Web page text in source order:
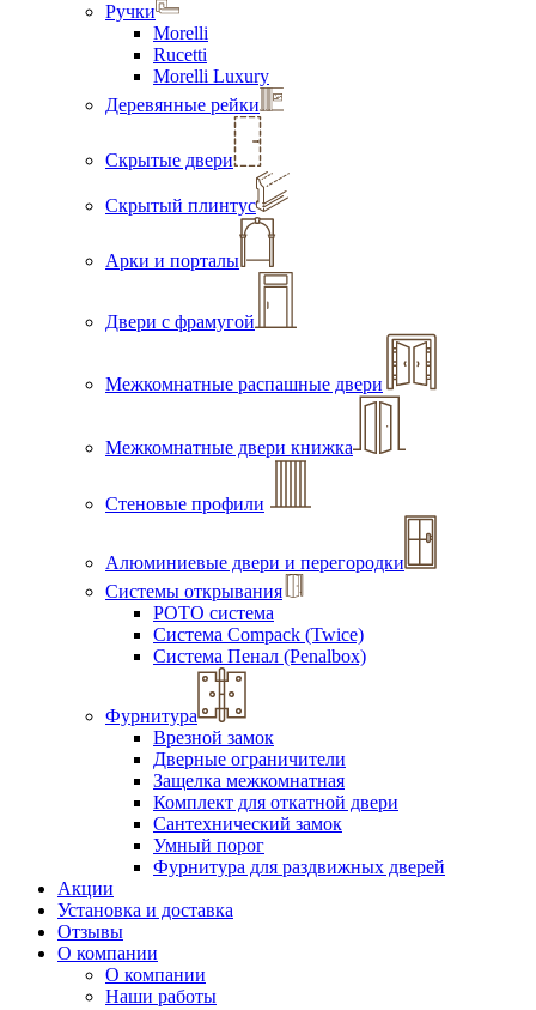
Ручки
Morelli
Rucetti
Morelli Luxury
Деревянные рейки
Скрытые двери
Скрытый плинтус
Арки и порталы
Двери с фрамугой
Межкомнатные распашные двери
Межкомнатные двери книжка
Стеновые профили
Алюминиевые двери и перегородки
Системы открывания
РОТО система
Система Compack (Twice)
Система Пенал (Penalbox)
Фурнитура
Врезной замок
Дверные ограничители
Защелка межкомнатная
Комплект для откатной двери
Сантехнический замок
Умный порог
Фурнитура для раздвижных дверей
Акции
Установка и доставка
Отзывы
О компании
О компании
Наши работы